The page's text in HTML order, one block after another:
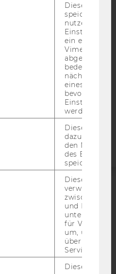
WEBSEITE
SOCIAL MEDIA
UND STUDIERENDE
Dieses Cookie
speichert
ein
Vimeo-Video
abgespielt
bedeutet,
nächsten
eines Vimeo-
bevorzugten
werden.
Dieser
dazu
den
des
speichern.
Dieses
verwendet,
zwischen
und Bots zu
für Vimeo
um, um
über die
Service zu
Dieses